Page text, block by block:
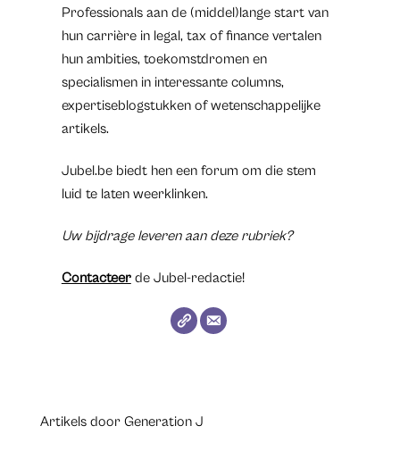
Professionals aan de (middel)lange start van
hun carrière in legal, tax of finance vertalen
hun ambities, toekomstdromen en
specialismen in interessante columns,
expertiseblogstukken of wetenschappelijke
artikels.
Jubel.be biedt hen een forum om die stem
luid te laten weerklinken.
Uw bijdrage leveren aan deze rubriek?
Contacteerde Jubel-redactie!
Artikels door Generation J